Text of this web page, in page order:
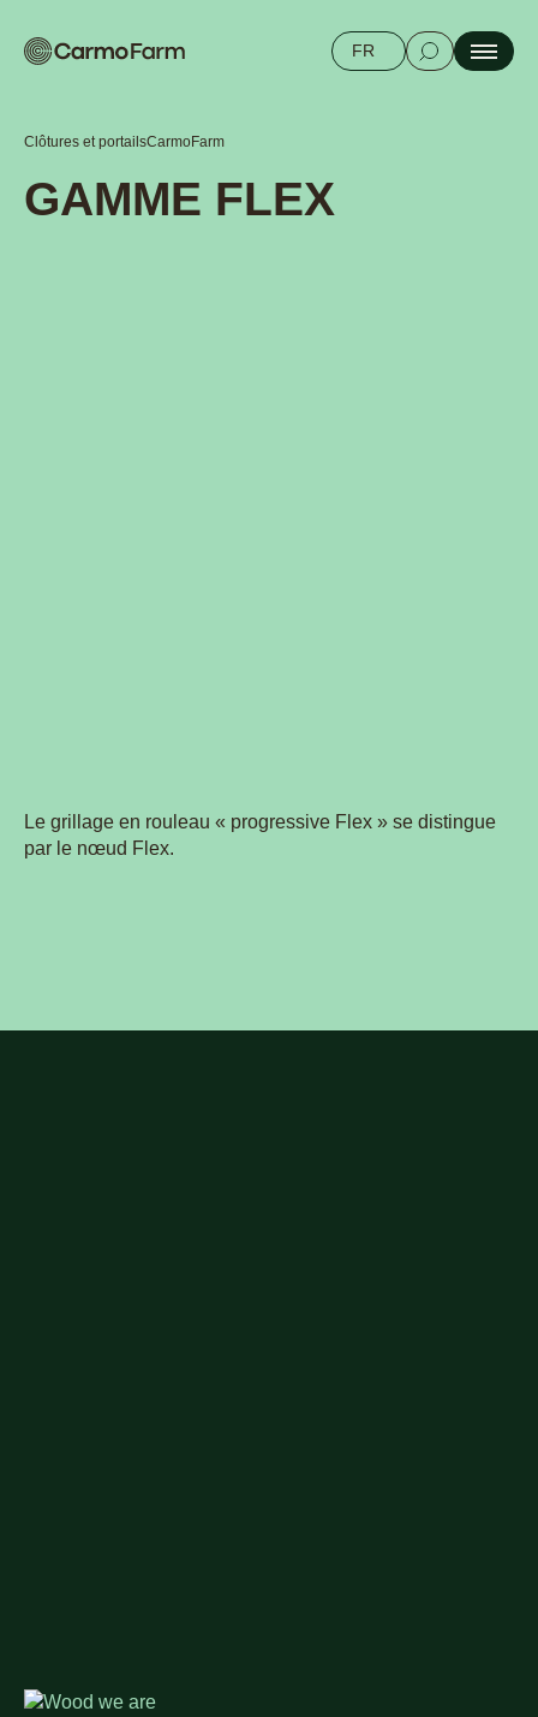
FR
Clôtures et portailsCarmoFarm
GAMME FLEX
Le grillage en rouleau « progressive Flex » se distingue
par le nœud Flex.